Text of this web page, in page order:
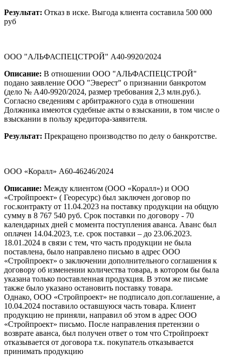
Результат: Отказ в иске. Выгода клиента составила 500 000
руб
ООО "АЛЬФАСПЕЦСТРОЙ" А40-9920/2024
Описание: В отношении ООО "АЛЬФАСПЕЦСТРОЙ"
подано заявление ООО "Эверест" о признании банкротом
(дело № А40-9920/2024, размер требования 2,3 млн.руб.).
Согласно сведениям с арбитражного суда в отношении
Должника имеются судебные акты о взыскании, в том числе о
взыскании в пользу кредитора-заявителя.
Результат: Прекращено производство по делу о банкротстве.
ООО «Коралл» А60-46246/2024
Описание: Между клиентом (ООО «Коралл») и ООО
«Стройпроект» ( Георесурс) был заключен договор по
гос.контракту от 11.04.2023 на поставку продукции на общую
сумму в 8 767 540 руб. Срок поставки по договору - 70
календарных дней с момента поступления аванса. Аванс был
оплачен 14.04.2023, т.е. срок поставки – до 23.06.2023.
18.01.2024 в связи с тем, что часть продукции не была
поставлена, было направлено письмо в адрес ООО
«Стройпроект» о заключении дополнительного соглашения к
договору об изменении количества товара, в котором бы была
указана только поставленная продукция. В этом же письме
также было указано остановить поставку товара.
Однако, ООО «Стройпроект» не подписало доп.соглашение, а
10.04.2024 поставило оставшуюся часть товара. Клиент
продукцию не приняли, направил об этом в адрес ООО
«Стройпроект» письмо. После направления претензии о
возврате аванса, был получен ответ о том что Стройпроект
отказывается от договора т.к. покупатель отказывается
принимать продукцию